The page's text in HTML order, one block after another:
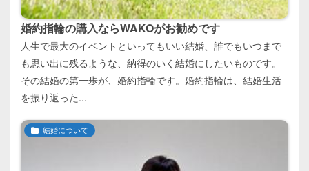
婚約指輪の購入ならWAKOがお勧めです
人生で最大のイベントといってもいい結婚、誰でもいつまで
も思い出に残るような、納得のいく結婚にしたいものです。
その結婚の第一歩が、婚約指輪です。婚約指輪は、結婚生活
を振り返った...
結婚について